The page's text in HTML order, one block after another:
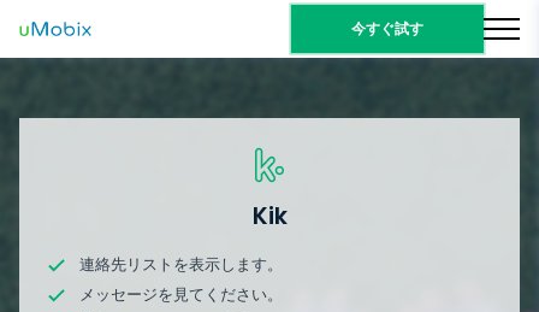
今すぐ試す
Kik
連絡先リストを表示します。
メッセージを見てください。